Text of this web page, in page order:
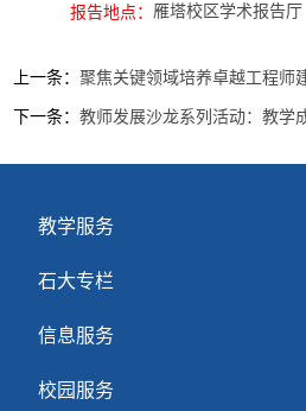
报告地点： 雁塔校区学术报告厅
上一条：聚焦关键领域培养卓越工程师
下一条：教师发展沙龙系列活动：教学
教学服务
石大专栏
信息服务
校园服务